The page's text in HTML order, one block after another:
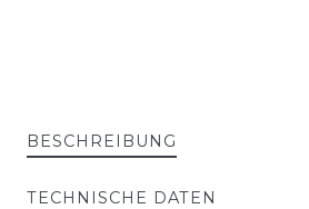
BESCHREIBUNG
TECHNISCHE DATEN